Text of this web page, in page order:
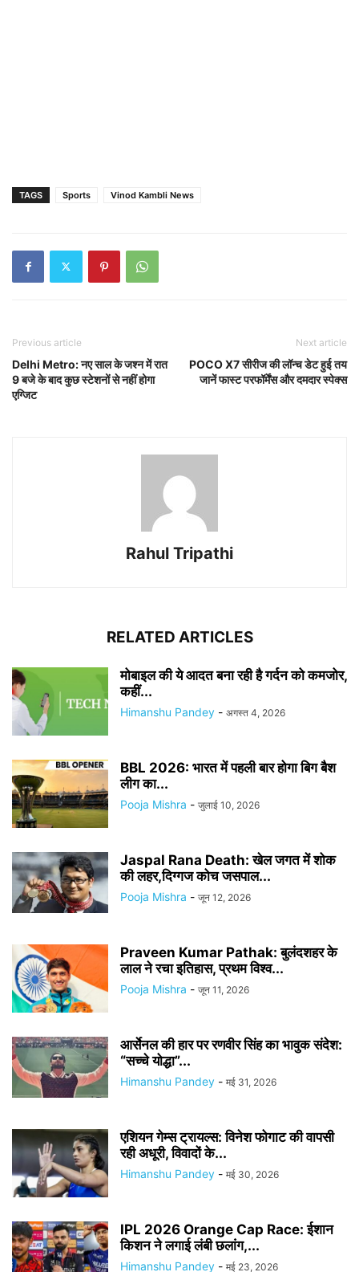
TAGS Sports Vinod Kambli News
Previous article
Delhi Metro: नए साल के जश्न में रात
9 बजे के बाद कुछ स्टेशनों से नहीं होगा
एग्जिट
Next article
POCO X7 सीरीज की लॉन्च डेट हुई तय
जानें फास्ट परफॉर्मेंस और दमदार स्पेक्स
Rahul Tripathi
RELATED ARTICLES
मोबाइल की ये आदत बना रही है गर्दन को कमजोर,
कहीं...
Himanshu Pandey - अगस्त 4, 2026
BBL 2026: भारत में पहली बार होगा बिग बैश
लीग का...
Pooja Mishra - जुलाई 10, 2026
Jaspal Rana Death: खेल जगत में शोक
की लहर,दिग्गज कोच जसपाल...
Pooja Mishra - जून 12, 2026
Praveen Kumar Pathak: बुलंदशहर के
लाल ने रचा इतिहास, प्रथम विश्व...
Pooja Mishra - जून 11, 2026
आर्सेनल की हार पर रणवीर सिंह का भावुक संदेश:
“सच्चे योद्धा”...
Himanshu Pandey - मई 31, 2026
एशियन गेम्स ट्रायल्स: विनेश फोगाट की वापसी
रही अधूरी, विवादों के...
Himanshu Pandey - मई 30, 2026
IPL 2026 Orange Cap Race: ईशान
किशन ने लगाई लंबी छलांग,...
Himanshu Pandey - मई 23, 2026